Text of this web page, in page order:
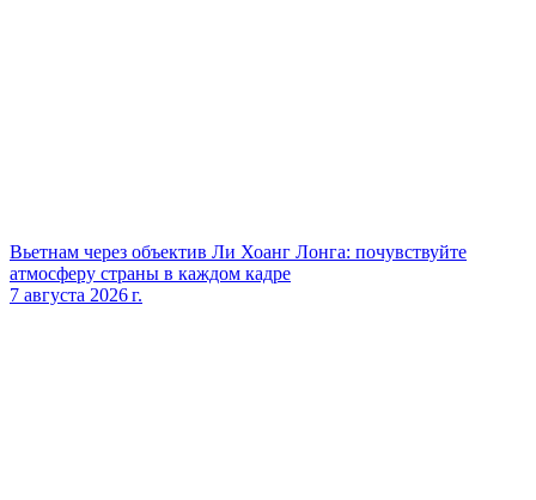
Вьетнам через объектив Ли Хоанг Лонга: почувствуйте
атмосферу страны в каждом кадре
7 августа 2026 г.